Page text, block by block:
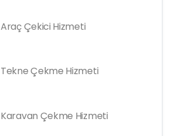
Araç Çekici Hizmeti
Tekne Çekme Hizmeti
Karavan Çekme Hizmeti